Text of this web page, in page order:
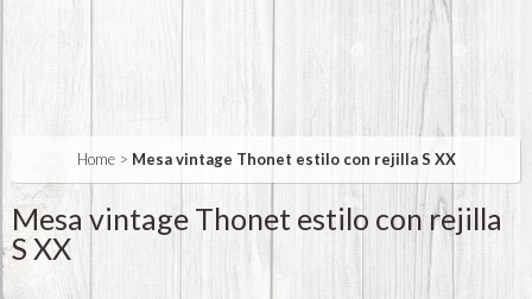
Home> Mesa vintage Thonet estilo con rejilla S XX
Mesa vintage Thonet estilo con rejilla
S XX